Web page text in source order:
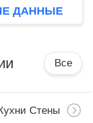
ДАННЫЕ
Все
Стены